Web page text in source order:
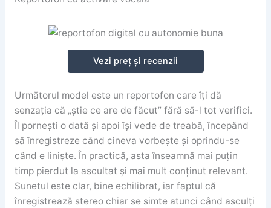
Vezi preț și recenzii
Următorul model este un reportofon care îți dă
senzația că „știe ce are de făcut” fără să-l tot verifici.
Îl pornești o dată și apoi își vede de treabă, începând
să înregistreze când cineva vorbește și oprindu-se
când e liniște. În practică, asta înseamnă mai puțin
timp pierdut la ascultat și mai mult conținut relevant.
Sunetul este clar, bine echilibrat, iar faptul că
înregistrează stereo chiar se simte atunci când asculți